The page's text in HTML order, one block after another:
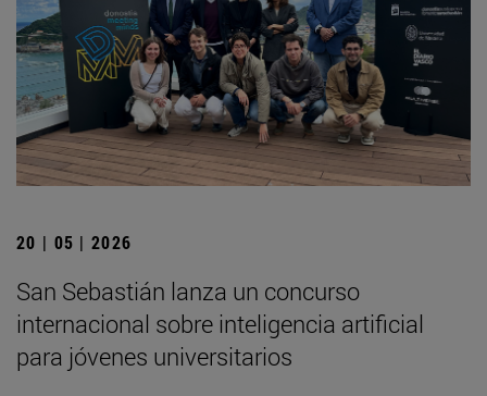
20 | 05 | 2026
San Sebastián lanza un concurso
internacional sobre inteligencia artificial
para jóvenes universitarios